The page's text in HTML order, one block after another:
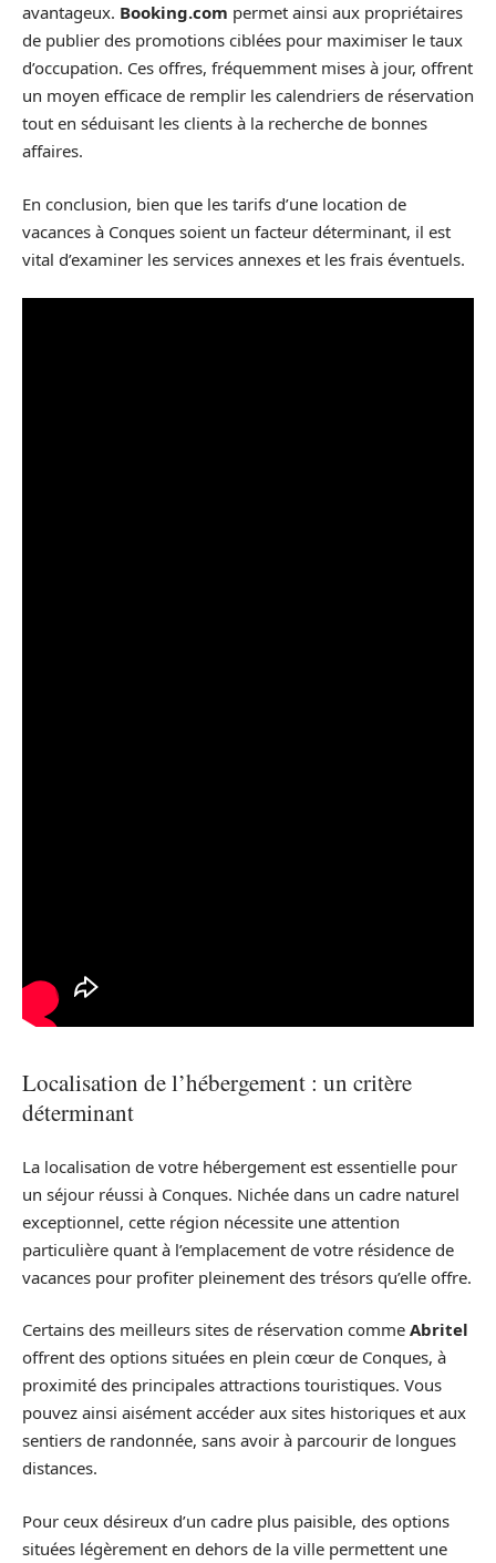
avantageux. Booking.com permet ainsi aux propriétaires
de publier des promotions ciblées pour maximiser le taux
d’occupation. Ces offres, fréquemment mises à jour, offrent
un moyen efficace de remplir les calendriers de réservation
tout en séduisant les clients à la recherche de bonnes
affaires.
En conclusion, bien que les tarifs d’une location de
vacances à Conques soient un facteur déterminant, il est
vital d’examiner les services annexes et les frais éventuels.
Localisation de l’hébergement : un critère
déterminant
La localisation de votre hébergement est essentielle pour
un séjour réussi à Conques. Nichée dans un cadre naturel
exceptionnel, cette région nécessite une attention
particulière quant à l’emplacement de votre résidence de
vacances pour profiter pleinement des trésors qu’elle offre.
Certains des meilleurs sites de réservation comme Abritel
offrent des options situées en plein cœur de Conques, à
proximité des principales attractions touristiques. Vous
pouvez ainsi aisément accéder aux sites historiques et aux
sentiers de randonnée, sans avoir à parcourir de longues
distances.
Pour ceux désireux d’un cadre plus paisible, des options
situées légèrement en dehors de la ville permettent une